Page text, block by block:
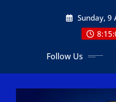
Sunday, 9
Follow Us